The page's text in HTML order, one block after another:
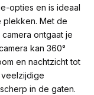
opties en is ideaal
plekken. Met de
ontgaat je
kan 360°
en nachtzicht tot
veelzijdige
in de gaten.